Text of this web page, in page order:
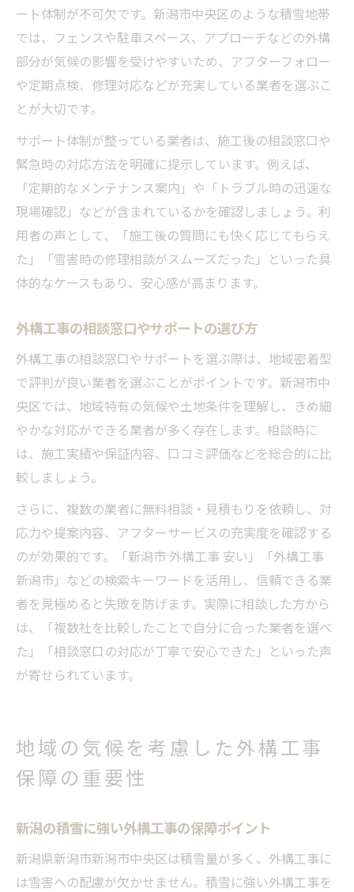
ート体制が不可欠です。新潟市中央区のような積雪地帯
では、フェンスや駐車スペース、アプローチなどの外構
部分が気候の影響を受けやすいため、アフターフォロー
や定期点検、修理対応などが充実している業者を選ぶこ
とが大切です。
サポート体制が整っている業者は、施工後の相談窓口や
緊急時の対応方法を明確に提示しています。例えば、
「定期的なメンテナンス案内」や「トラブル時の迅速な
現場確認」などが含まれているかを確認しましょう。利
用者の声として、「施工後の質問にも快く応じてもらえ
た」「雪害時の修理相談がスムーズだった」といった具
体的なケースもあり、安心感が高まります。
外構工事の相談窓口やサポートの選び方
外構工事の相談窓口やサポートを選ぶ際は、地域密着型
で評判が良い業者を選ぶことがポイントです。新潟市中
央区では、地域特有の気候や土地条件を理解し、きめ細
やかな対応ができる業者が多く存在します。相談時に
は、施工実績や保証内容、口コミ評価などを総合的に比
較しましょう。
さらに、複数の業者に無料相談・見積もりを依頼し、対
応力や提案内容、アフターサービスの充実度を確認する
のが効果的です。「新潟市 外構工事 安い」「外構工事
新潟市」などの検索キーワードを活用し、信頼できる業
者を見極めると失敗を防げます。実際に相談した方から
は、「複数社を比較したことで自分に合った業者を選べ
た」「相談窓口の対応が丁寧で安心できた」といった声
が寄せられています。
地域の気候を考慮した外構工事
保障の重要性
新潟の積雪に強い外構工事の保障ポイント
新潟県新潟市新潟市中央区は積雪量が多く、外構工事に
は雪害への配慮が欠かせません。積雪に強い外構工事を